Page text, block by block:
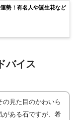
勢！有名人や誕生花など
バイス
の見た目のかわいら
がある石ですが、希